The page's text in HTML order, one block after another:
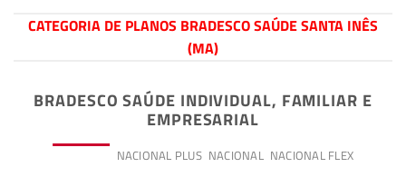
CATEGORIA DE PLANOS BRADESCO SAÚDE SANTA INÊS
(MA)
BRADESCO SAÚDE INDIVIDUAL, FAMILIAR E
EMPRESARIAL
NACIONAL PLUS NACIONAL NACIONAL FLEX